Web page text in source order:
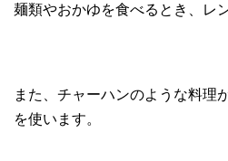
麺類やおかゆを食べるとき、レ
また、チャーハンのような料理
を使います。